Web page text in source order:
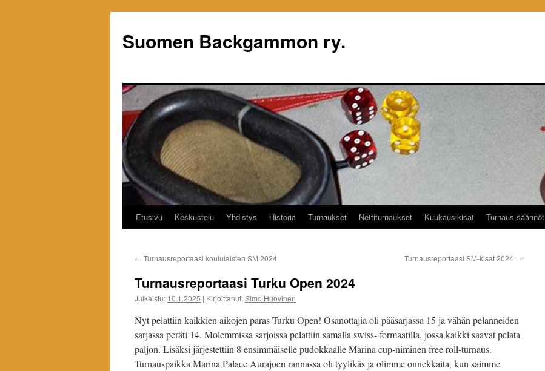
Suomen Backgammon ry.
Etusivu Keskustelu Yhdistys Historia Turnaukset Nettiturnaukset Kuukausikisat Turnaus-säännöt
← Turnausreportaasi koululaisten SM 2024 Turnausreportaasi SM-kisat 2024 →
Turnausreportaasi Turku Open 2024
Julkaistu: 10.1.2025 | Kirjoittanut:Simo Huovinen
Nyt pelattiin kaikkien aikojen paras Turku Open! Osanottajia oli pääsarjassa 15 ja vähän pelanneiden
sarjassa peräti 14. Molemmissa sarjoissa pelattiin samalla swiss- formaatilla, jossa kaikki saavat pelata
paljon. Lisäksi järjestettiin 8 ensimmäiselle pudokkaalle Marina cup-niminen free roll-turnaus.
Turnauspaikka Marina Palace Aurajoen rannassa oli tyylikäs ja olimme onnekkaita, kun saimme